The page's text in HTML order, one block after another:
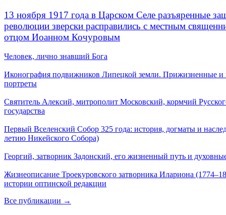
13 ноября 1917 года в Царском Селе разъяренные
революции зверски расправились с местным
отцом Иоанном Кочуровым
Человек, лично знавший Бога
Иконография подвижников Липецкой земли. Прижизненные и
портреты
Святитель Алексий, митрополит Московский, кормчий
государства
Первый Вселенский Собор 325 года: история, догматы и
летию Никейского Собора)
Георгий, затворник Задонский, его жизненный путь и
Жизнеописание Троекуровского затворника Илариона
истории оптинской редакции
Все публикации →